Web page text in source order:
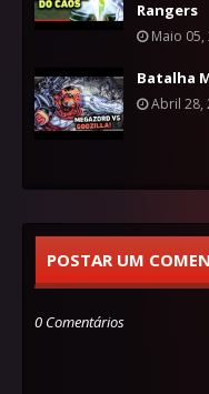
Rangers
Maio 05,
Batalha
Abril 28,
POSTAR UM
0 Comentários